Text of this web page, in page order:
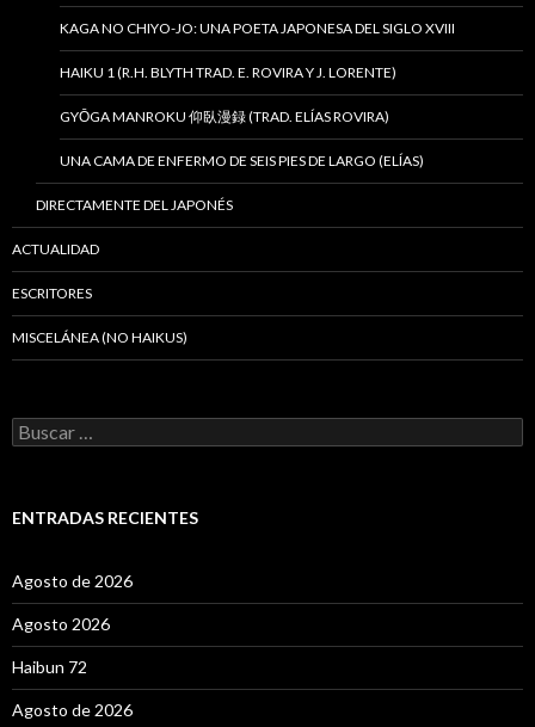
KAGA NO CHIYO-JO: UNA POETA JAPONESA DEL SIGLO XVIII
HAIKU 1 (R.H. BLYTH TRAD. E. ROVIRA Y J. LORENTE)
GYŌGA MANROKU 仰臥漫録 (TRAD. ELÍAS ROVIRA)
UNA CAMA DE ENFERMO DE SEIS PIES DE LARGO (ELÍAS)
DIRECTAMENTE DEL JAPONÉS
ACTUALIDAD
ESCRITORES
MISCELÁNEA (NO HAIKUS)
B
u
a
ENTRADAS RECIENTES
Agosto de 2026
Agosto 2026
Haibun 72
Agosto de 2026